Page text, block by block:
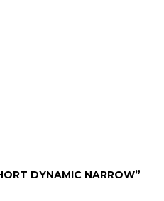
DYNAMIC NARROW”